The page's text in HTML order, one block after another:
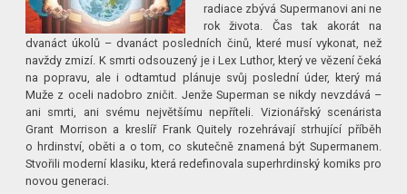
radiace zbývá Supermanovi ani ne
rok života. Čas tak akorát na
dvanáct úkolů – dvanáct posledních činů, které musí vykonat, než
navždy zmizí. K smrti odsouzený je i Lex Luthor, který ve vězení čeká
na popravu, ale i odtamtud plánuje svůj poslední úder, který má
Muže z oceli nadobro zničit. Jenže Superman se nikdy nevzdává –
ani smrti, ani svému největšímu nepříteli. Vizionářský scenárista
Grant Morrison a kreslíř Frank Quitely rozehrávají strhující příběh
o hrdinství, oběti a o tom, co skutečně znamená být Supermanem.
Stvořili moderní klasiku, která redefinovala superhrdinský komiks pro
novou generaci.